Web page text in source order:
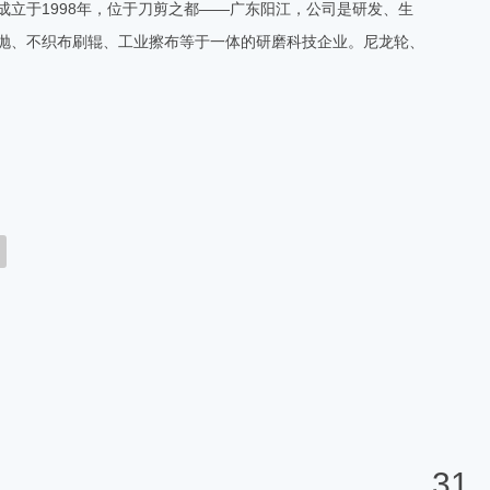
立于1998年，位于刀剪之都——广东阳江，公司是研发、生
不织布刷辊、工业擦布等于一体的研磨科技企业。尼龙轮、